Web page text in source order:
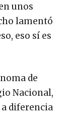
unos
lamentó
eso sí es
de
Nacional,
diferencia